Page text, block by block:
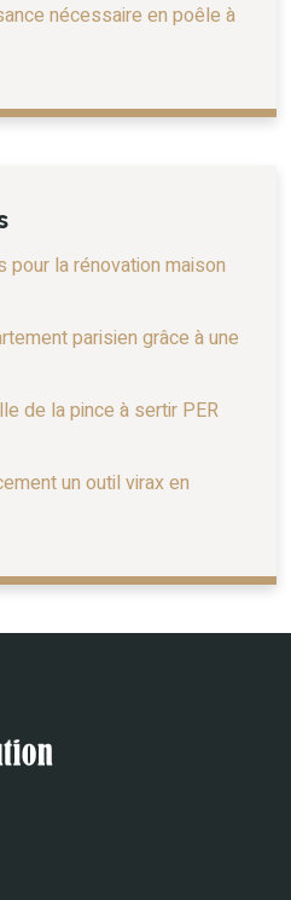
nécessaire en poêle à
la rénovation maison
parisien grâce à une
de la pince à sertir PER
un outil virax en